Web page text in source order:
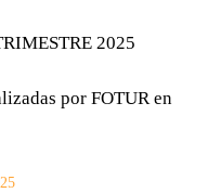
2025
por FOTUR en